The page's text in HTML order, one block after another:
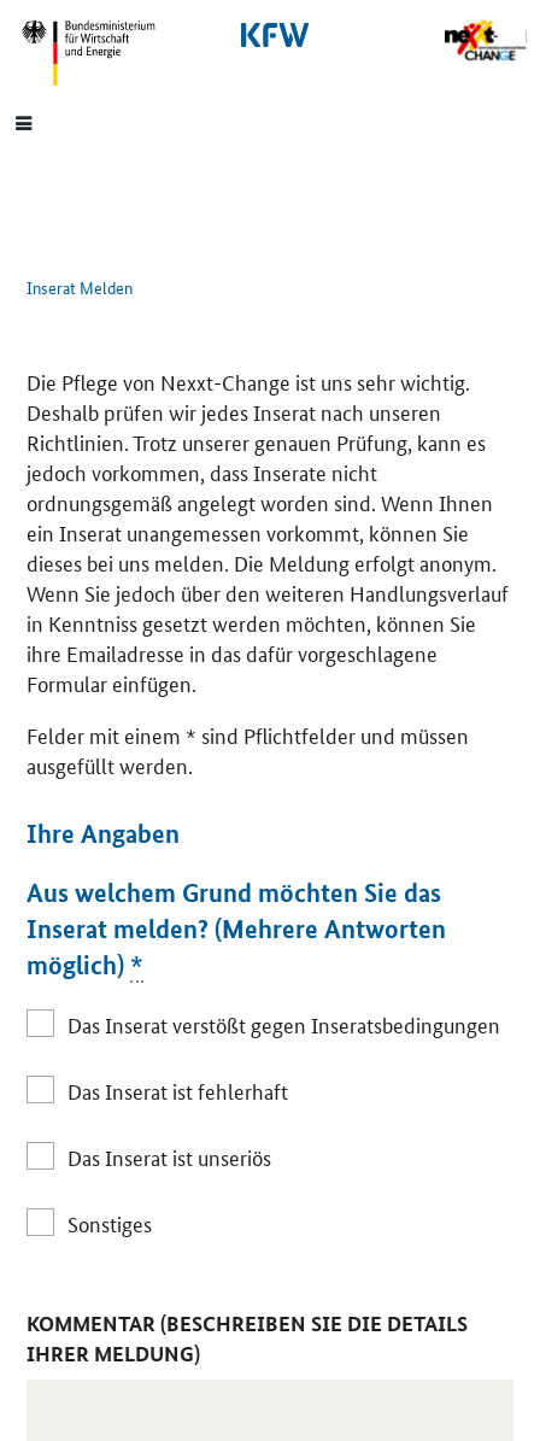
SrOnlyNavigation
Hauptmenü
Inserat Melden
Die Pflege von Nexxt-Change ist uns sehr wichtig.
Deshalb prüfen wir jedes Inserat nach unseren
Richtlinien. Trotz unserer genauen Prüfung, kann es
jedoch vorkommen, dass Inserate nicht
ordnungsgemäß angelegt worden sind. Wenn Ihnen
ein Inserat unangemessen vorkommt, können Sie
dieses bei uns melden. Die Meldung erfolgt anonym.
Wenn Sie jedoch über den weiteren Handlungsverlauf
in Kenntniss gesetzt werden möchten, können Sie
ihre Emailadresse in das dafür vorgeschlagene
Formular einfügen.
Felder mit einem * sind Pflichtfelder und müssen
ausgefüllt werden.
Ihre Angaben
Aus welchem Grund möchten Sie das
Inserat melden? (Mehrere Antworten
möglich) *
Das Inserat verstößt gegen Inseratsbedingungen
Das Inserat ist fehlerhaft
Das Inserat ist unseriös
Sonstiges
KOMMENTAR (BESCHREIBEN SIE DIE DETAILS
IHRER MELDUNG)